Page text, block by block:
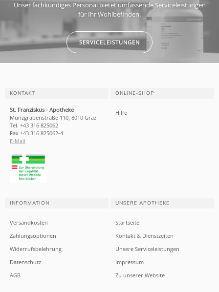
Unser fachkundiges Personal bietet umfassende Serviceleistungen
für Ihr Wohlbefinden.
SERVICELEISTUNGEN
KONTAKT
St. Franziskus - Apotheke
Münzgrabenstraße 110, 8010 Graz
Tel. +43 316 825062
Fax +43 316 825062-4
E-Mail
ONLINE-SHOP
Hilfe
INFORMATION
Versandkosten
Zahlungsoptionen
Widerrufsbelehrung
Datenschutz
AGB
UNSERE APOTHEKE
Startseite
Kontakt & Dienstzeiten
Unsere Serviceleistungen
Impressum
Zu unserer Website